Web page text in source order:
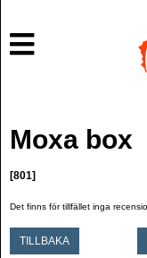
Moxa box
[801]
Det finns för tillfället inga
TILLBAKA